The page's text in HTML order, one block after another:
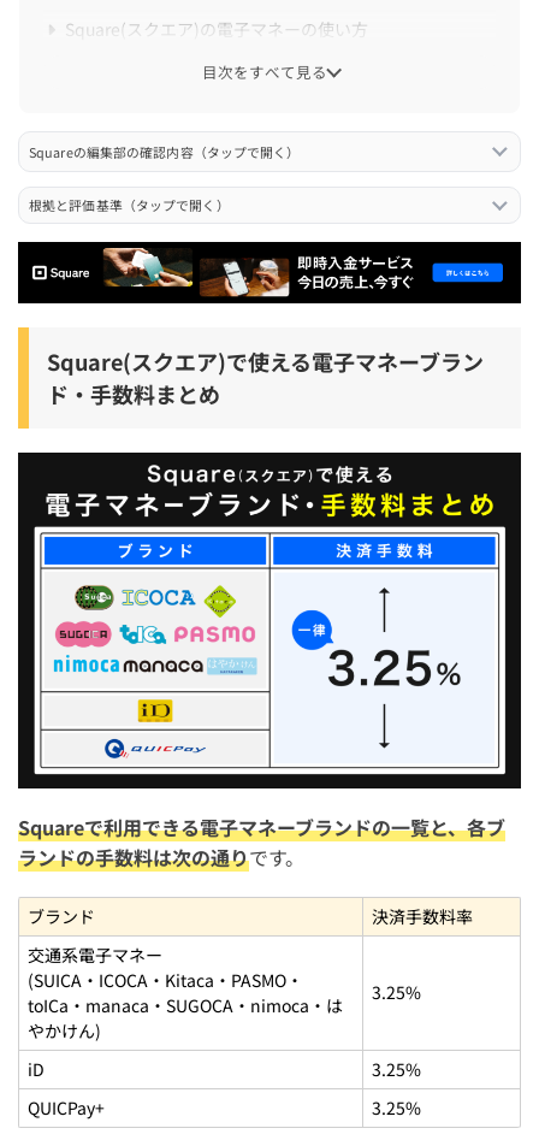
Square(スクエア)の電子マネーの使い方
電子マネーの決済手順
電子マネーの決済履歴の確認方法
電子マネー決済の払い戻し手順
Square(スクエア)で電子マネー決済を導入するメリッ
ト・デメリット
Square(スクエア)で電子マネー決済を導入するデメリット
点
利用できる電子マネーブランドと使えないブランドを事前
に確認しておく
決済ブランドごとの審査期間を踏まえ開業日に間に合うよ
うに申請する
交通系ICはSquareからの払い戻しができない
iD・QUICPayなどタッチ決済の返金手順と処理画面の見方
を確認しておく
JCBの審査に落ちるとQUICPay決済は受け付けできない
験談
Square(スクエア)で電子マネー決済に関するよくある質
問
Squareの電子マネー決済の有効化状況の確認方法は？
Squareの電子マネーブランドの有効化にかかる期間はどの
くらい？
Square(スクエア)で電子マネー決済が使えない時の対処法
は？
Squareで「非対応の端末です」と表示された時の対処法
目次をすべて見る
Squareの編集部の確認内容（タップで開く）
根拠と評価基準（タップで開く）
Square(スクエア)で使える電子マネーブラン
ド・手数料まとめ
Squareで利用できる電子マネーブランドの一覧と、各ブ
ランドの手数料は次の通りです。
ブランド
決済手数料率
交通系電子マネー
(SUICA・ICOCA・Kitaca・PASMO・
toICa・manaca・SUGOCA・nimoca・は
やかけん)
3.25%
iD
3.25%
QUICPay+
3.25%